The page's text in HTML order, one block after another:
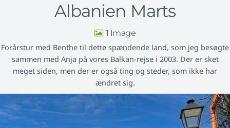
Albanien Marts
1
Forårstur med Benthe til dette spændende land, som jeg besøgte
sammen med Anja på vores Balkan-rejse i 2003. Der er sket
meget siden, men der er også ting og steder, som ikke har
ændret sig.